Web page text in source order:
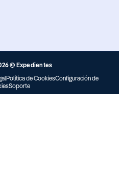
© Expedientes
Política de CookiesConfiguración de
Soporte